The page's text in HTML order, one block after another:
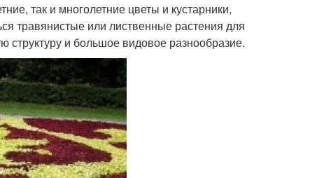
так и многолетние цветы и кустарники,
травянистые или лиственные растения для
и большое видовое разнообразие.